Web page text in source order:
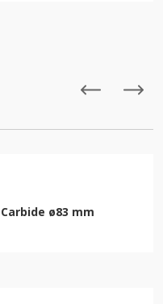
ø83 mm